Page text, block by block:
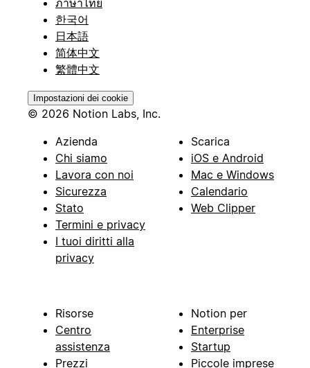
한국어
日本語
简体中文
繁體中文
Impostazioni dei cookie
© 2026 Notion Labs, Inc.
Azienda
Chi siamo
Lavora con noi
Sicurezza
Stato
Termini e privacy
I tuoi diritti alla
privacy
Scarica
iOS e Android
Mac e Windows
Calendario
Web Clipper
Risorse
Centro
assistenza
Prezzi
Notion per
Enterprise
Startup
Piccole imprese